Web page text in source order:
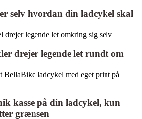
selv hvordan din ladcykel skal
drejer legende let rundt om
kasse på din ladcykel, kun
grænsen